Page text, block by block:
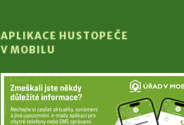
APLIKACE HUSTOPEČE
V MOBILU